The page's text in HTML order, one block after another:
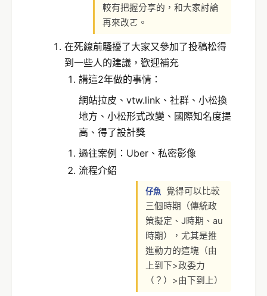
較有把握分享的，和大家討論
再來改ㄛ。
在死線前騷擾了大家又參加了投稿松得
到一些人的建議，歡迎補充
講這2年做的事情：
網站拉皮、vtw.link、社群、小松換
地方、小松形式改變、國際知名度提
高、得了設計獎
過往案例：Uber、私密影像
流程介紹
仔魚
覺得可以比較
三個時期（傳統政
策擬定、J時期、au
時期），尤其是推
進動力的這塊（由
上到下>政委力
（？）>由下到上）